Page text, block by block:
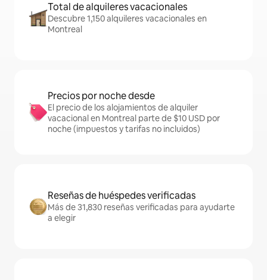
Total de alquileres vacacionales
Descubre 1,150 alquileres vacacionales en
Montreal
Precios por noche desde
El precio de los alojamientos de alquiler
vacacional en Montreal parte de $10 USD por
noche (impuestos y tarifas no incluidos)
Reseñas de huéspedes verificadas
Más de 31,830 reseñas verificadas para ayudarte
a elegir